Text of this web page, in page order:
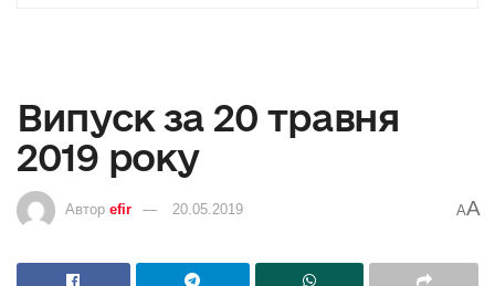
Випуск за 20 травня
2019 року
Автор efir 20.05.2019 AA